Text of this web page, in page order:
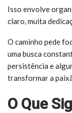
Isso envolve
claro, muita
O caminho pede
uma busca
persistência e
transformar a
O Que